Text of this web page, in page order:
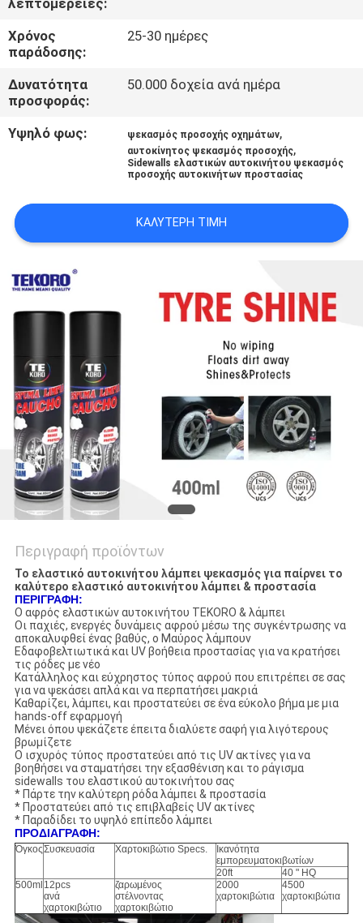
ΕΙΔΉΣΕΙΣ
ΖΗΤΉΣΤΕ
ΠΡΟΣΦΟΡΆ
SITEMAP
ΠΟΛΙΤΙΚΉ
ΑΠΟΡΡΉΤΟΥ
λεπτομέρειες:
Χρόνος
παράδοσης:
25-30 ημέρες
Δυνατότητα
προσφοράς:
50.000 δοχεία ανά ημέρα
Υψηλό φως: ψεκασμός προσοχής οχημάτων,
αυτοκίνητος ψεκασμός προσοχής,
Sidewalls ελαστικών αυτοκινήτου ψεκασμός
προσοχής αυτοκινήτων προστασίας
ΚΑΛΎΤΕΡΗ ΤΙΜΉ
Περιγραφή προϊόντων
Το ελαστικό αυτοκινήτου λάμπει ψεκασμός για παίρνει το
καλύτερο ελαστικό αυτοκινήτου λάμπει & προστασία
ΠΕΡΙΓΡΑΦΗ:
Ο αφρός ελαστικών αυτοκινήτου TEKORO & λάμπει
Οι παχιές, ενεργές δυνάμεις αφρού μέσω της συγκέντρωσης να
αποκαλυφθεί ένας βαθύς, ο Μαύρος λάμπουν
Εδαφοβελτιωτικά και UV βοήθεια προστασίας για να κρατήσει
τις ρόδες με νέο
Κατάλληλος και εύχρηστος τύπος αφρού που επιτρέπει σε σας
για να ψεκάσει απλά και να περπατήσει μακριά
Καθαρίζει, λάμπει, και προστατεύει σε ένα εύκολο βήμα με μια
hands-off εφαρμογή
Μένει όπου ψεκάζετε έπειτα διαλύετε σαφή για λιγότερους
βρωμίζετε
Ο ισχυρός τύπος προστατεύει από τις UV ακτίνες για να
βοηθήσει να σταματήσει την εξασθένιση και το ράγισμα
sidewalls του ελαστικού αυτοκινήτου σας
* Πάρτε την καλύτερη ρόδα λάμπει & προστασία
* Προστατεύει από τις επιβλαβείς UV ακτίνες
* Παραδίδει το υψηλό επίπεδο λάμπει
ΠΡΟΔΙΑΓΡΑΦΗ:
ΌγκοςΣυσκευασία Χαρτοκιβώτιο Specs.
Ικανότητα
εμπορευματοκιβωτίων
20ft
40 " HQ
500ml 12pcs
ανά
χαρτοκιβώτιο
ζαρωμένος
στέλνοντας
χαρτοκιβώτιο
2000
χαρτοκιβώτια
4500
χαρτοκιβώτια